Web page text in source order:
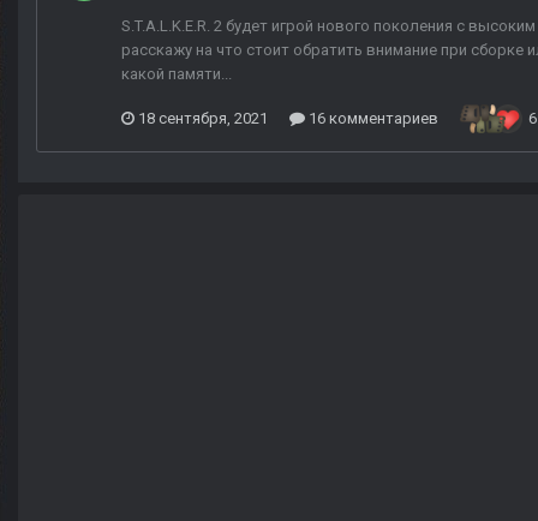
S.T.A.L.K.E.R. 2 будет игрой нового поколения с
расскажу на что стоит обратить внимание при
какой памяти...
18 сентября, 2021 16 комментариев 6